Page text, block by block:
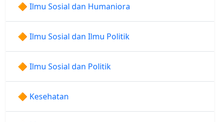
🔶 Ilmu Sosial dan Humaniora
🔶 Ilmu Sosial dan Ilmu Politik
🔶 Ilmu Sosial dan Politik
🔶 Kesehatan